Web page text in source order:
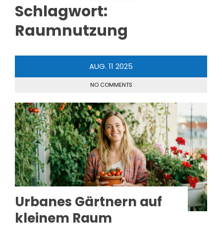
Schlagwort:
Raumnutzung
AUG. 11 2025
NO COMMENTS
Urbanes Gärtnern auf
kleinem Raum